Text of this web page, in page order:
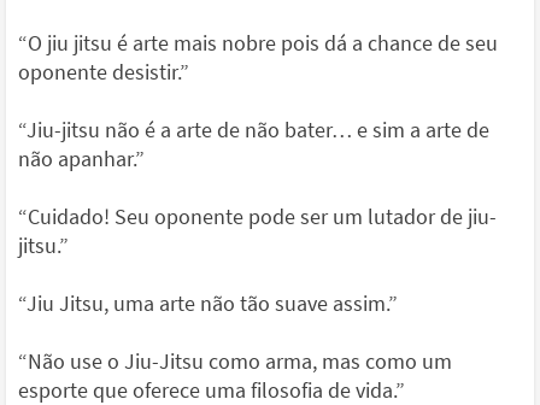
“O jiu jitsu é arte mais nobre pois dá a chance de seu
oponente desistir.”
“Jiu-jitsu não é a arte de não bater… e sim a arte de
não apanhar.”
“Cuidado! Seu oponente pode ser um lutador de jiu-
jitsu.”
“Jiu Jitsu, uma arte não tão suave assim.”
“Não use o Jiu-Jitsu como arma, mas como um
esporte que oferece uma filosofia de vida.”